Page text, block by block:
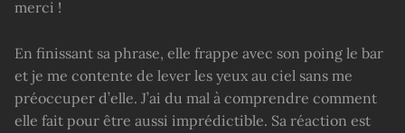
merci !
En finissant sa phrase, elle frappe avec son poing le bar
et je me contente de lever les yeux au ciel sans me
préoccuper d’elle. J’ai du mal à comprendre comment
elle fait pour être aussi imprédictible. Sa réaction est